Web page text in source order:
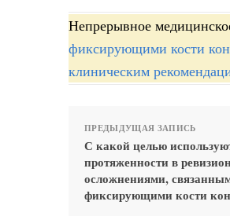
Непрерывное
фиксирующими кости
клиническим
ПРЕДЫДУЩАЯ ЗАПИСЬ
С какой целью
протяженности в
осложнениями,
фиксирующими кости